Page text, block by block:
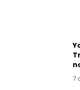
7